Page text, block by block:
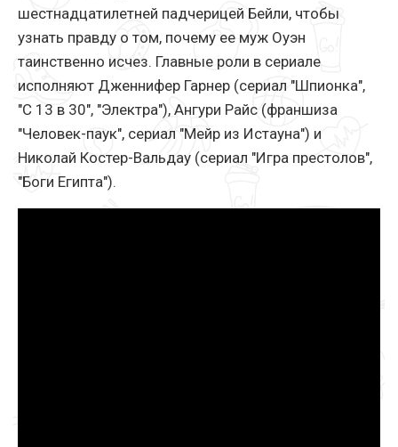
шестнадцатилетней падчерицей Бейли, чтобы
узнать правду о том, почему ее муж Оуэн
таинственно исчез. Главные роли в сериале
исполняют Дженнифер Гарнер (сериал "Шпионка",
"С 13 в 30", "Электра"), Ангури Райс (франшиза
"Человек-паук", сериал "Мейр из Истауна") и
Николай Костер-Вальдау (сериал "Игра престолов",
"Боги Египта").